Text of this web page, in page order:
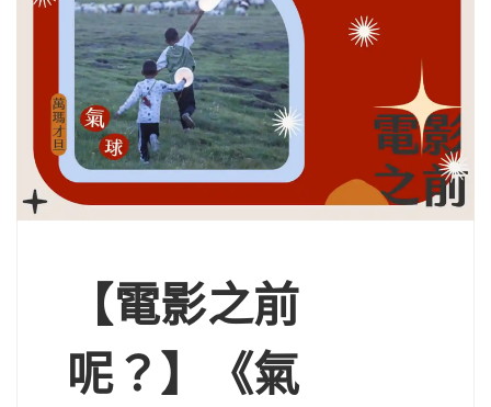
【電影之前
呢？】《氣